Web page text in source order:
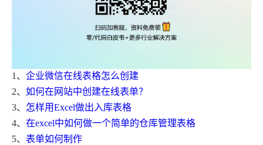
1、 企业微信在线表格怎么创建
2、 如何在网站中创建在线表单？
3、 怎样用Excel做出入库表格
4、 在excel中如何做一个简单的仓库管理表格
5、 表单如何制作